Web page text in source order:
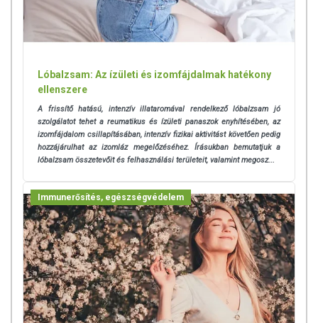
Lóbalzsam: Az ízületi és izomfájdalmak hatékony
ellenszere
A frissítő hatású, intenzív illataromával rendelkező lóbalzsam jó
szolgálatot tehet a reumatikus és ízületi panaszok enyhítésében, az
izomfájdalom csillapításában, intenzív fizikai aktivitást követően pedig
hozzájárulhat az izomláz megelőzéséhez. Írásukban bemutatjuk a
lóbalzsam összetevőit és felhasználási területeit, valamint megosz...
Immunerősítés, egészségvédelem